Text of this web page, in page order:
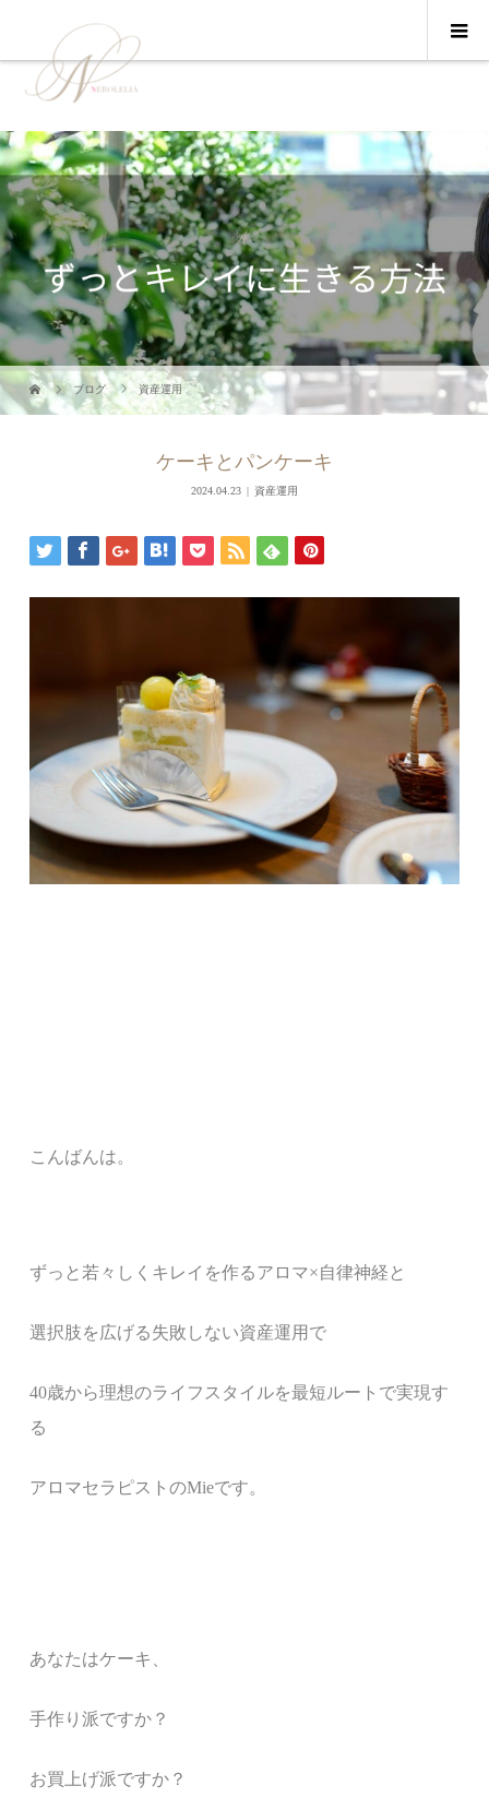
ブログ 資産運用
ケーキとパンケーキ
2024.04.23 資産運用
こんばんは。
ずっと若々しくキレイを作るアロマ×自律神経と
選択肢を広げる失敗しない資産運用で
40歳から理想のライフスタイルを最短ルートで実現す
る
アロマセラピストのMieです。
あなたはケーキ、
手作り派ですか？
お買上げ派ですか？